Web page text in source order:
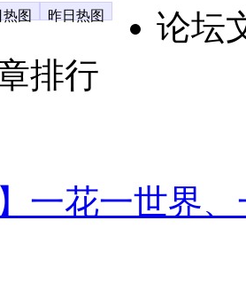
图 昨日热图
论坛
排行
】一花一世界